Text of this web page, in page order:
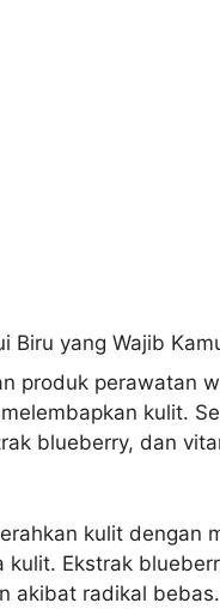
produk perawatan
kulit.
blueberry, dan
kulit dengan
Ekstrak
akibat radikal